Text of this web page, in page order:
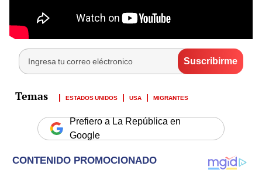
ESTADOS UNIDOS USA MIGRANTES
Prefiero a La República en
Google